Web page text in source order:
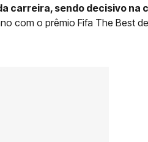
carreira, sendo decisivo na
com o prêmio Fifa The Best